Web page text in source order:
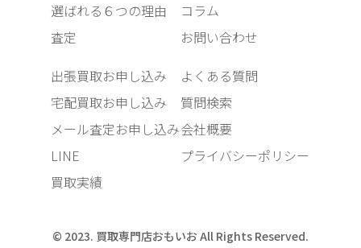
選ばれる６つの理由
査定
コラム
お問い合わせ
出張買取お申し込み
宅配買取お申し込み
メール査定お申し込み
LINE
買取実績
よくある質問
質問検索
会社概要
プライバシーポリシー
© 2023. 買取専門店おもいお All Rights Reserved.